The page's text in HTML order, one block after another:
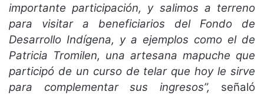
importante participación, y salimos a terreno
para visitar a beneficiarios del Fondo de
Desarrollo Indígena, y a ejemplos como el de
Patricia Tromilen, una artesana mapuche que
participó de un curso de telar que hoy le sirve
para complementar sus ingresos”, señaló